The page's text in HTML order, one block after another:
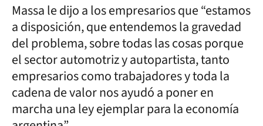
Massa le dijo a los empresarios que “estamos
a disposición, que entendemos la gravedad
del problema, sobre todas las cosas porque
el sector automotriz y autopartista, tanto
empresarios como trabajadores y toda la
cadena de valor nos ayudó a poner en
marcha una ley ejemplar para la economía